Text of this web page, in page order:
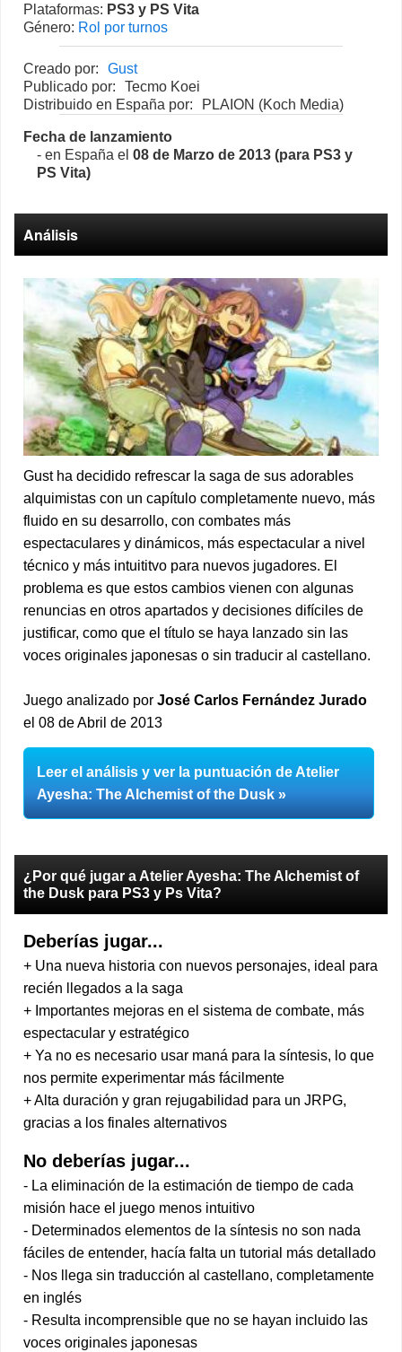
Plataformas: PS3 y PS Vita
Género: Rol por turnos
Creado por:
Gust
Publicado por:
Tecmo Koei
Distribuido en España por:
PLAION (Koch Media)
Fecha de lanzamiento
- en España el 08 de Marzo de 2013 (para PS3 y
PS Vita)
Análisis
Gust ha decidido refrescar la saga de sus adorables
alquimistas con un capítulo completamente nuevo, más
fluido en su desarrollo, con combates más
espectaculares y dinámicos, más espectacular a nivel
técnico y más intuititvo para nuevos jugadores. El
problema es que estos cambios vienen con algunas
renuncias en otros apartados y decisiones difíciles de
justificar, como que el título se haya lanzado sin las
voces originales japonesas o sin traducir al castellano.
Juego analizado por José Carlos Fernández Jurado
el 08 de Abril de 2013
Leer el análisis y ver la puntuación de Atelier
Ayesha: The Alchemist of the Dusk
¿Por qué jugar a Atelier Ayesha: The Alchemist of
the Dusk para PS3 y Ps Vita?
Deberías jugar...
+ Una nueva historia con nuevos personajes, ideal para
recién llegados a la saga
+ Importantes mejoras en el sistema de combate, más
espectacular y estratégico
+ Ya no es necesario usar maná para la síntesis, lo que
nos permite experimentar más fácilmente
+ Alta duración y gran rejugabilidad para un JRPG,
gracias a los finales alternativos
No deberías jugar...
- La eliminación de la estimación de tiempo de cada
misión hace el juego menos intuitivo
- Determinados elementos de la síntesis no son nada
fáciles de entender, hacía falta un tutorial más detallado
- Nos llega sin traducción al castellano, completamente
en inglés
- Resulta incomprensible que no se hayan incluido las
voces originales japonesas